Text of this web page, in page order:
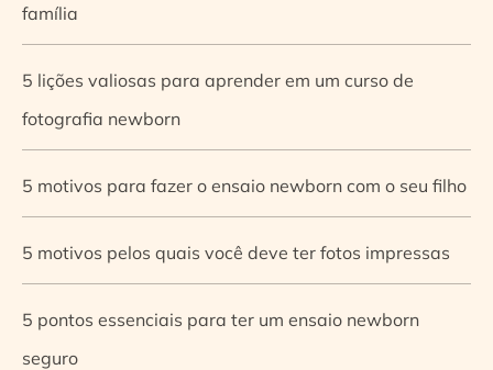
família
5 lições valiosas para aprender em um curso de
fotografia newborn
5 motivos para fazer o ensaio newborn com o seu filho
5 motivos pelos quais você deve ter fotos impressas
5 pontos essenciais para ter um ensaio newborn
seguro